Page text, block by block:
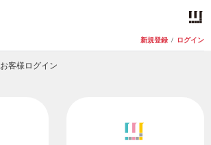
新規登録 / ログイン
お客様ログイン